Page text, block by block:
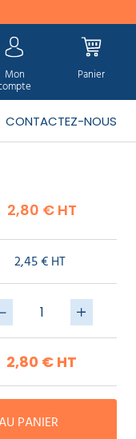
Mon Panier
CONTACTEZ-NOUS
2,80 € HT
2,45 € HT
2,80 € HT
PANIER